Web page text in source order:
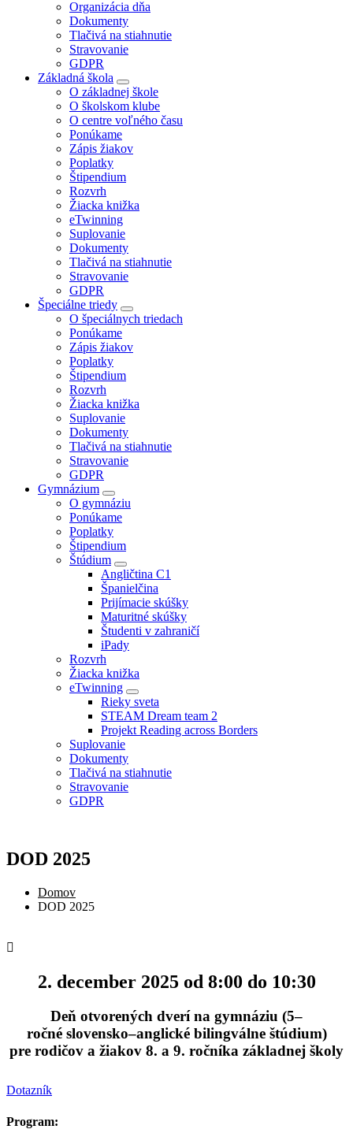
Organizácia dňa
Dokumenty
Tlačivá na stiahnutie
Stravovanie
GDPR
Základná škola
O základnej škole
O školskom klube
O centre voľného času
Ponúkame
Zápis žiakov
Poplatky
Štipendium
Rozvrh
Žiacka knižka
eTwinning
Suplovanie
Dokumenty
Tlačivá na stiahnutie
Stravovanie
GDPR
Špeciálne triedy
O špeciálnych triedach
Ponúkame
Zápis žiakov
Poplatky
Štipendium
Rozvrh
Žiacka knižka
Suplovanie
Dokumenty
Tlačivá na stiahnutie
Stravovanie
GDPR
Gymnázium
O gymnáziu
Ponúkame
Poplatky
Štipendium
Štúdium
Angličtina C1
Španielčina
Prijímacie skúšky
Maturitné skúšky
Študenti v zahraničí
iPady
Rozvrh
Žiacka knižka
eTwinning
Rieky sveta
STEAM Dream team 2
Projekt Reading across Borders
Suplovanie
Dokumenty
Tlačivá na stiahnutie
Stravovanie
GDPR
DOD 2025
Domov
DOD 2025
2. december 2025 od 8:00 do 10:30
Deň otvorených dverí na gymnáziu (5–
ročné slovensko–anglické bilingválne štúdium)
pre rodičov a žiakov 8. a 9. ročníka základnej školy
Dotazník
Program: